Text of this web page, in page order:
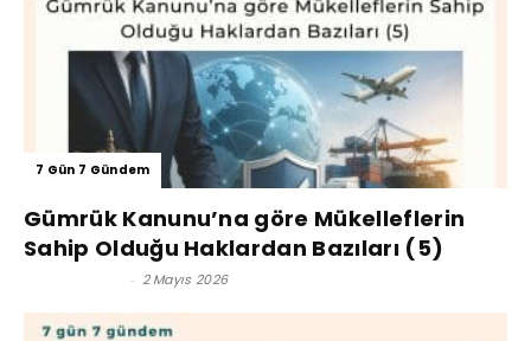
7 Gün 7 Gündem
Gümrük Kanunu’na göre Mükelleflerin
Sahip Olduğu Haklardan Bazıları (5)
- 2 Mayıs 2026